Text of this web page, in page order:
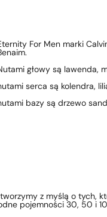
For Men marki
głowy są lawenda,
serca są kolendra,
bazy są drzewo
z myślą o tych,
pojemności 30, 50 i